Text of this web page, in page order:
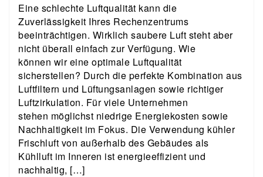
Eine schlechte Luftqualität kann die
Zuverlässigkeit Ihres Rechenzentrums
beeinträchtigen. Wirklich saubere Luft steht aber
nicht überall einfach zur Verfügung. Wie
können wir eine optimale Luftqualität
sicherstellen? Durch die perfekte Kombination aus
Luftfiltern und Lüftungsanlagen sowie richtiger
Luftzirkulation. Für viele Unternehmen
stehen möglichst niedrige Energiekosten sowie
Nachhaltigkeit im Fokus. Die Verwendung kühler
Frischluft von außerhalb des Gebäudes als
Kühlluft im Inneren ist energieeffizient und
nachhaltig, […]